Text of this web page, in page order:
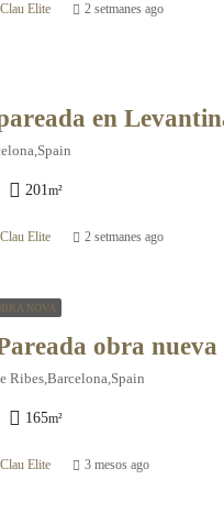
Elite 2 setmanes ago
201m²
Elite 2 setmanes ago
NOVA
Ribes,Barcelona,Spain
165m²
Elite 3 mesos ago